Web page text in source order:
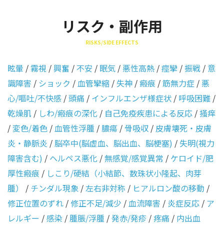
リスク・副作用
RISKS/SIDE EFFECTS
眩暈 /霧視 /興奮 / 不安 / 眠気 /悪性高熱 /痙攣 /振戦 / 意
識障害 / ショック /血管攣縮 /失神 /瘢痕 /筋無力症 /悪
心/嘔吐/不快感 /頭痛 / インフルエンザ様症状 / 呼吸困難 /
乾燥肌 / しわ/瘢痕の深化 / 自己免疫疾患による反応 /掻痒
/変色/着色 /血管性浮腫 /膿瘍 / 骨吸収 / 皮膚壊死・皮膚
炎・静脈炎 /脳卒中(脳虚血、脳出血、脳梗塞) /失明(視力
障害含む) / ヘルペス悪化 /無感覚/感覚異常 / ケロイド/肥
厚性瘢痕 / しこり/硬結（小結節、数珠状小隆起、肉芽
腫）
/ チンダル現象 /左右非対称 / ヒアルロン酸の移動 /
修正位置のずれ /修正不足/減少 /血流障害 / 炎症反応 / ア
レルギー /感染 /腫脹/浮腫 /発赤/発疹 /疼痛 / 内出血